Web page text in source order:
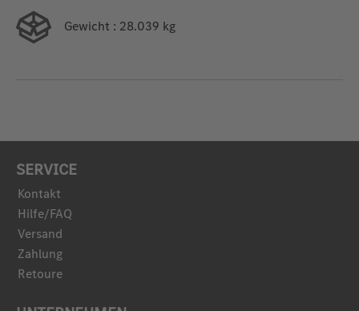
Gewicht : 28.039 kg
SERVICE
Kontakt
Hilfe/FAQ
Versand
Zahlung
Retoure